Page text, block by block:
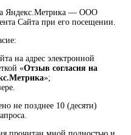
Яндекс.Метрика — ООО
Сайта при его посещении.
на адрес электронной
«Отзыв согласия на
»;
не позднее 10 (десяти)